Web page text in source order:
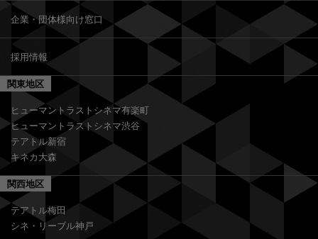
企業・団体様向け窓口
採用情報
関東地区
ヒューマントラストシネマ有楽町
ヒューマントラストシネマ渋谷
テアトル新宿
キネカ大森
関西地区
テアトル梅田
シネ・リーブル神戸